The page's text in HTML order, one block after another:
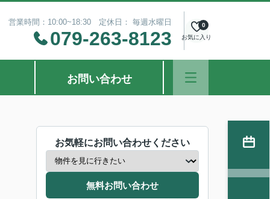
営業時間：10:00~18:30 定休日： 毎週水曜日
079-263-8123 お気に入り
0
お問い合わせ
お気軽にお問い合わせください
無料お問い合わせ